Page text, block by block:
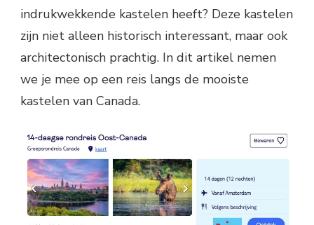
indrukwekkende kastelen heeft? Deze kastelen
zijn niet alleen historisch interessant, maar ook
architectonisch prachtig. In dit artikel nemen
we je mee op een reis langs de mooiste
kastelen van Canada.